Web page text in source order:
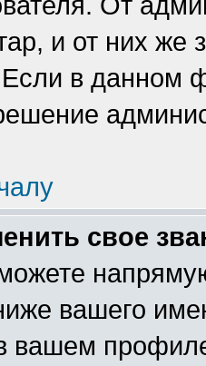
и от них же
в данном
свое
вашего
вашем